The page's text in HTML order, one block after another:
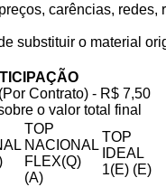
carências,
substituir o material
Contrato) - R$ 7,50
o valor total final
TOP
NACIONAL
FLEX(Q)
(A)
TOP
IDEAL
1(E) (E)